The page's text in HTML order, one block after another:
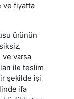
ve fiyatta
ürünün
varsa
ile teslim
şekilde işi
ifa